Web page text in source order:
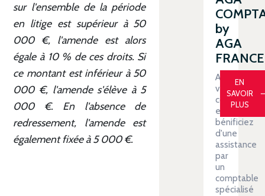
sur l'ensemble de la période
en litige est supérieur à 50
000 €, l'amende est alors
égale à 10 % de ces droits. Si
ce montant est inférieur à 50
000 €, l'amende s'élève à 5
000 €. En l'absence de
redressement, l'amende est
également fixée à 5 000 €.
by
AGA
FRANCE
Automatiser
votre
comptabilité
et
bénificiez
d'une
assistance
par
un
comptable
spécialisé
EN
SAVOIR
PLUS